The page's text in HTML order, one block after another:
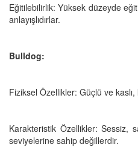
Eğitilebilirlik: Yüksek düzeyde
anlayışlıdırlar.
Bulldog:
Fiziksel Özellikler: Güçlü ve kaslı,
Karakteristik Özellikler: Sessiz,
seviyelerine sahip değillerdir.